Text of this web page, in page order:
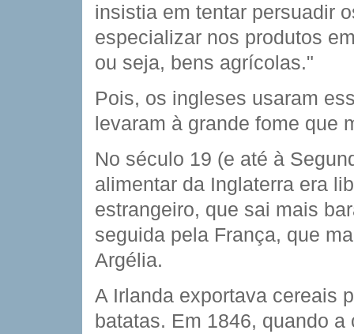
insistia em tentar persuadir
especializar nos produtos
ou seja, bens agrícolas."
Pois, os ingleses usaram
levaram à grande fome que
No século 19 (e até à
alimentar da Inglaterra era
estrangeiro, que sai mais
seguida pela França, que
Argélia.
A Irlanda exportava cereais
batatas. Em 1846, quando